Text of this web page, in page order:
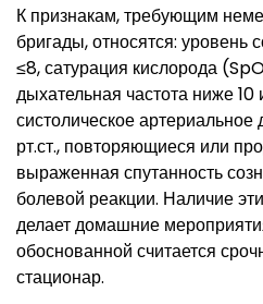
К признакам, требующим
бригады, относятся: уровень
≤8, сатурация кислорода
дыхательная частота ниже
систолическое
рт.ст., повторяющиеся или
выраженная спутанность
болевой реакции. Наличие
делает домашние
обоснованной считается
стационар.